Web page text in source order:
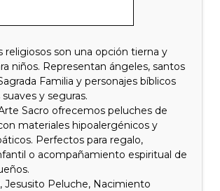
religiosos son una opción tierna y
niños. Representan ángeles, santos
Familia y personajes bíblicos
y seguras.
Sacro ofrecemos peluches de
materiales hipoalergénicos y
Perfectos para regalo,
o acompañamiento espiritual de
Jesusito Peluche, Nacimiento